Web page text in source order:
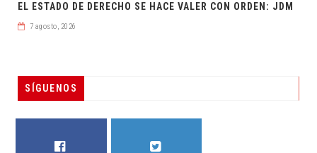
EL ESTADO DE DERECHO SE HACE VALER CON ORDEN: JDM
7 agosto, 2026
SÍGUENOS